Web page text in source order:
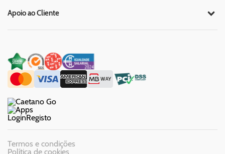
Apoio ao Cliente
LoginRegisto
Termos e condições
Política de cookies